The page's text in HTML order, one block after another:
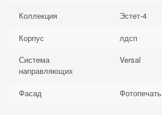
Коллекция
Эстет-4
Корпус
лдсп
Система
направляющих
Versal
Фасад Фотопечать